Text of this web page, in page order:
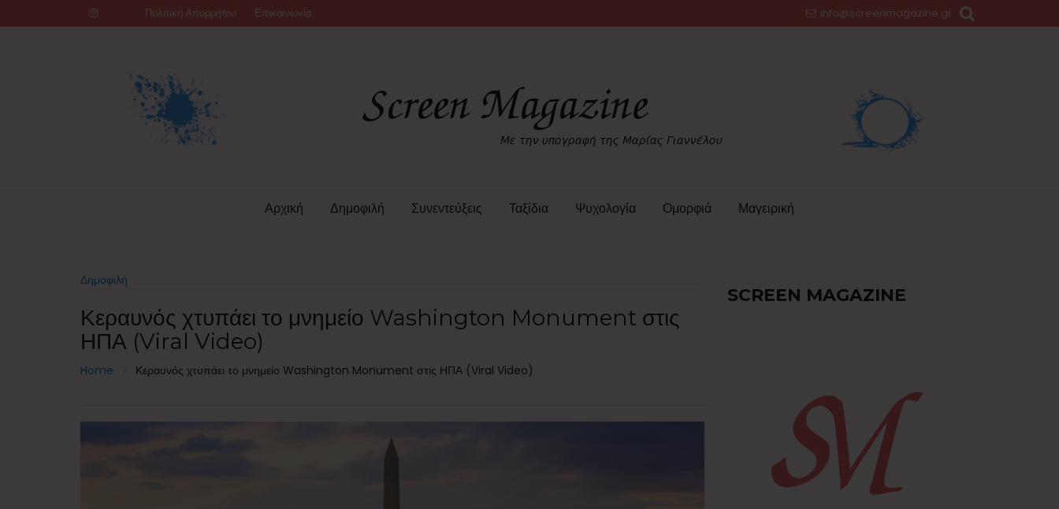
to
Πολιτική Απορρήτου Επικοινωνία info@screenmagazine.gr
Αρχική Δημοφιλή Συνεντεύξεις Ταξίδια Ψυχολογία Ομορφιά Μαγειρική
Δημοφιλή
Κεραυνός χτυπάει το μνημείο Washington Monument στις
ΗΠΑ (Viral Video)
Home Κεραυνός χτυπάει το μνημείο Washington Monument στις ΗΠΑ (Viral Video)
SCREEN MAGAZINE